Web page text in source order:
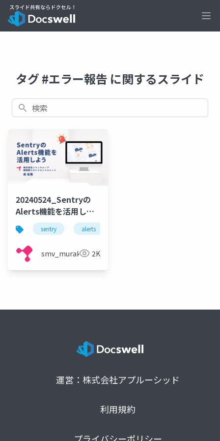
タグ #エラー報告 に関するスライド
検索
20240524_Sentryの
Alerts機能を活用しよ
う
sentry alerts
smv_murakami2K
運営：株式会社アプルーシッド
利用規約
プライバシーポリシー